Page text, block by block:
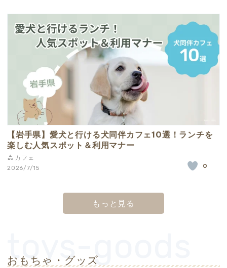
【岩手県】愛犬と行ける犬同伴カフェ10選！ランチを
楽しむ人気スポット＆利用マナー
カフェ
2026/7/15 0
もっと見る
おもちゃ・グッズ